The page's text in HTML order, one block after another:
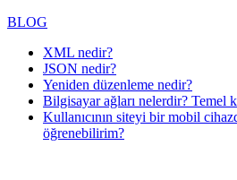
BLOG
XML nedir?
JSON nedir?
Yeniden düzenleme nedir?
Bilgisayar ağları nelerdir? Temel
Kullanıcının siteyi bir mobil
öğrenebilirim?